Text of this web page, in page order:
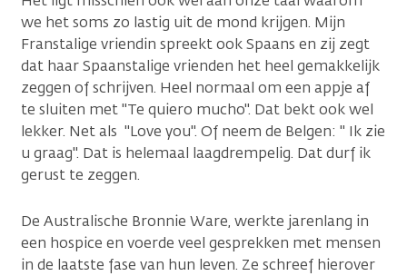
we het soms zo lastig uit de mond krijgen. Mijn
Franstalige vriendin spreekt ook Spaans en zij zegt
dat haar Spaanstalige vrienden het heel gemakkelijk
zeggen of schrijven. Heel normaal om een appje af
te sluiten met "Te quiero mucho". Dat bekt ook wel
lekker. Net als "Love you". Of neem de Belgen: " Ik zie
u graag". Dat is helemaal laagdrempelig. Dat durf ik
gerust te zeggen.
De Australische Bronnie Ware, werkte jarenlang in
een hospice en voerde veel gesprekken met mensen
in de laatste fase van hun leven. Ze schreef hierover